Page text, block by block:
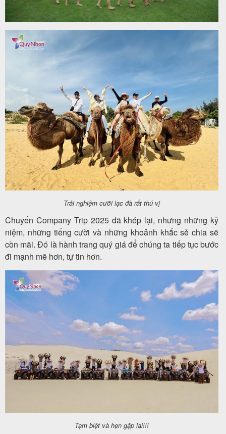
Trải nghiệm cưỡi lạc đà rất thú vị
Chuyến Company Trip 2025 đã khép lại, nhưng những kỷ
niệm, những tiếng cười và những khoảnh khắc sẻ chia sẽ
còn mãi. Đó là hành trang quý giá để chúng ta tiếp tục bước
đi mạnh mẽ hơn, tự tin hơn.
Tạm biệt và hẹn gặp lại!!!